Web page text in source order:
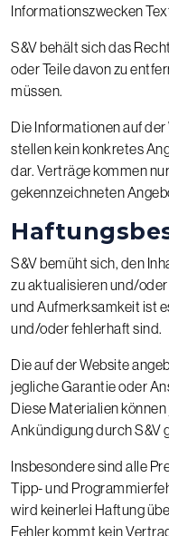
Informationszwecken
S&V behält sich das
oder Teile davon zu
müssen.
Die Informationen auf
stellen kein konkretes
dar. Verträge kommen
gekennzeichneten
S&V bemüht sich, den
zu aktualisieren und/
und Aufmerksamkeit ist
und/oder fehlerhaft sind.
Die auf der Website
jegliche Garantie oder
Diese Materialien
Ankündigung durch S&V
Insbesondere sind alle
Tipp- und
wird keinerlei Haftung
Fehler kommt kein